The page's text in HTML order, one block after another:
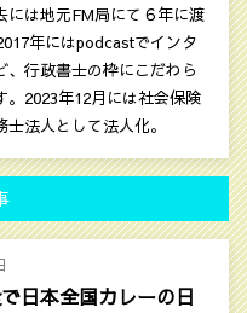
には地元FM局にて６年に渡
年にはpodcastでインタ
行政書士の枠にこだわら
。2023年12月には社会保険
法人として法人化。
日本全国カレーの日